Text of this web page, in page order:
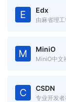
E Edx
M MiniO
MiniO中文
C CSDN
专业开发者